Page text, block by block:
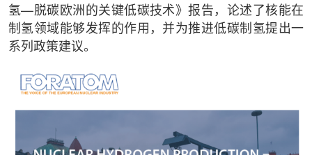
氢—脱碳欧洲的关键低碳技术》报告，论述了核能在
制氢领域能够发挥的作用，并为推进低碳制氢提出一
系列政策建议。